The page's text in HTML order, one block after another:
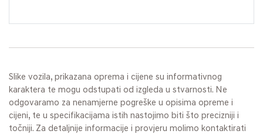
Slike vozila, prikazana oprema i cijene su informativnog
karaktera te mogu odstupati od izgleda u stvarnosti. Ne
odgovaramo za nenamjerne pogreške u opisima opreme i
cijeni, te u specifikacijama istih nastojimo biti što precizniji i
točniji. Za detaljnije informacije i provjeru molimo kontaktirati